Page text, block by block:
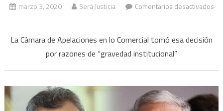
marzo 3, 2020 Será Justicia
Comentarios desactivados
Justicia
ordenó
intervenir
Argentino
La Cámara de Apelaciones en lo Comercial tomó esa decisión
por razones de “gravedad institucional”